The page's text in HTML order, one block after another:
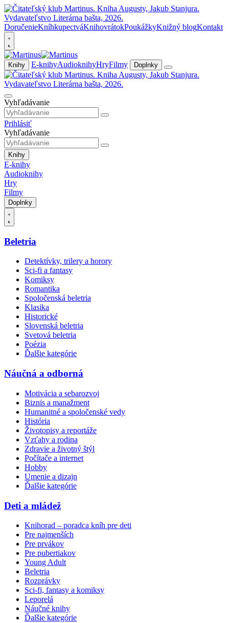
DoručenieKníhkupectváKnihovrátokPoukážkyKnižný blogKontakt
Knihy E-knihyAudioknihyHryFilmy Doplnky
Vyhľadávanie
Prihlásiť
Vyhľadávanie
Knihy
E-knihy
Audioknihy
Hry
Filmy
Doplnky
Beletria
Detektívky, trilery a horory
Sci-fi a fantasy
Komiksy
Romantika
Spoločenská beletria
Klasika
Historické
Slovenská beletria
Svetová beletria
Poézia
Ďalšie kategórie
Náučná a odborná
Motivácia a sebarozvoj
Biznis a manažment
Humanitné a spoločenské vedy
História
Životopisy a reportáže
Vzťahy a rodina
Zdravie a životný štýl
Počítače a internet
Hobby
Umenie a dizajn
Ďalšie kategórie
Deti a mládež
Knihorad – poradca kníh pre deti
Pre najmenších
Pre prvákov
Pre pubertiakov
Young Adult
Beletria
Rozprávky
Sci-fi, fantasy a komiksy
Leporelá
Náučné knihy
Ďalšie kategórie